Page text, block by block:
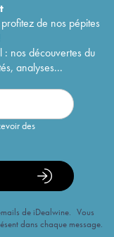
de nos pépites
: nos découvertes du
analyses...
des
de iDealwine. Vous
dans chaque message.